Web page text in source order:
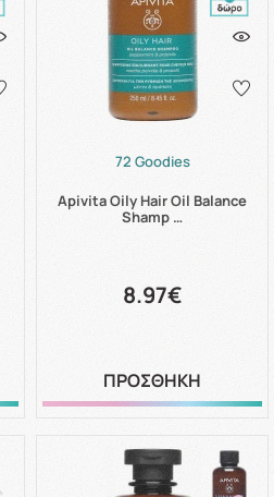
72 Goodies
Apivita Oily Hair Oil Balance
Shamp …
8.97€
ΠΡΟΣΘΗΚΗ